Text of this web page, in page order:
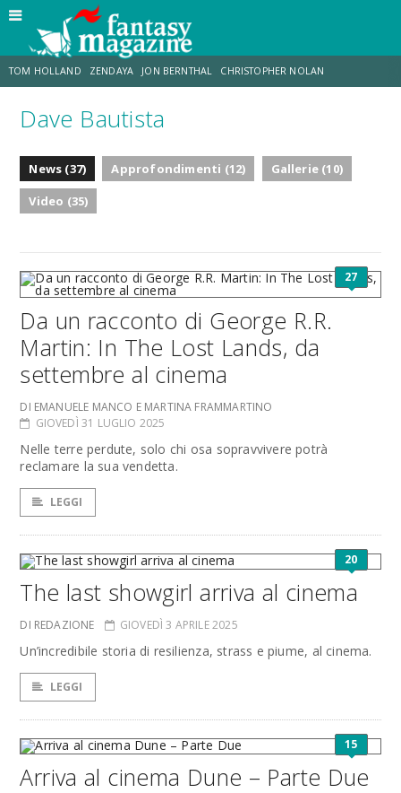
TOM HOLLAND ZENDAYA JON BERNTHAL CHRISTOPHER NOLAN
STRANIMONDI LUCCA COMICS & GAMES
SPIDER-MAN: BRAND NEW DAY
Dave Bautista
News (37) Approfondimenti (12)
Gallerie (10)
Video (35)
27
Da un racconto di George R.R.
Martin: In The Lost Lands, da
settembre al cinema
DI EMANUELE MANCO E MARTINA FRAMMARTINO
GIOVEDÌ 31 LUGLIO 2025
Nelle terre perdute, solo chi osa sopravvivere potrà
reclamare la sua vendetta.
LEGGI
20
The last showgirl arriva al cinema
DI REDAZIONE GIOVEDÌ 3 APRILE 2025
Un’incredibile storia di resilienza, strass e piume, al cinema.
LEGGI
15
Arriva al cinema Dune – Parte Due